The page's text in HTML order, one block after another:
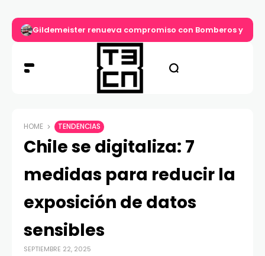
Gildemeister renueva compromiso con Bomberos y
HOME TENDENCIAS
Chile se digitaliza: 7
medidas para reducir la
exposición de datos
sensibles
SEPTIEMBRE 22, 2025